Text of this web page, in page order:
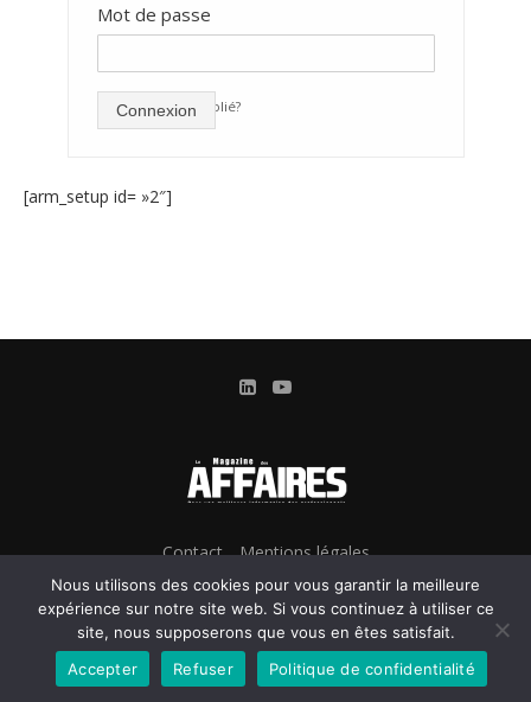
Mot de passe
mot de passe oublié?
Connexion
[arm_setup id= »2″]
Contact
Mentions légales
Conditions Générales d’Utilisation et d’Abonnement
Gestion des cookies
Confidentialité & Données personnelles
@2024 - Le Magazine des Affaires
Nous utilisons des cookies pour vous garantir la meilleure
expérience sur notre site web. Si vous continuez à utiliser ce
site, nous supposerons que vous en êtes satisfait.
Accepter
Refuser Politique de confidentialité